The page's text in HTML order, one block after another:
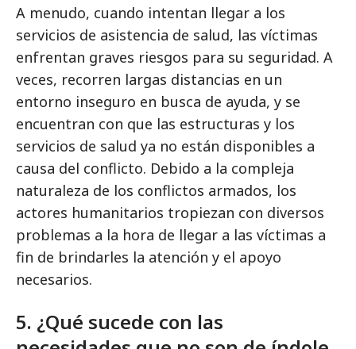
A menudo, cuando intentan llegar a los
servicios de asistencia de salud, las víctimas
enfrentan graves riesgos para su seguridad. A
veces, recorren largas distancias en un
entorno inseguro en busca de ayuda, y se
encuentran con que las estructuras y los
servicios de salud ya no están disponibles a
causa del conflicto. Debido a la compleja
naturaleza de los conflictos armados, los
actores humanitarios tropiezan con diversos
problemas a la hora de llegar a las víctimas a
fin de brindarles la atención y el apoyo
necesarios.
5. ¿Qué sucede con las